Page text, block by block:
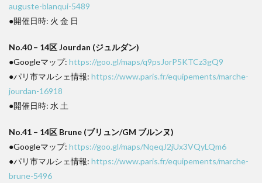
auguste-blanqui-5489
●開催日時: 火 金 日
No.40 – 14区 Jourdan (ジュルダン)
●Googleマップ: https://goo.gl/maps/q9psJorP5KTCz3gQ9
●パリ市マルシェ情報: https://www.paris.fr/equipements/marche-
jourdan-16918
●開催日時: 水 土
No.41 – 14区 Brune (ブリュン/GM ブルンヌ)
●Googleマップ: https://goo.gl/maps/NqeqJ2jUx3VQyLQm6
●パリ市マルシェ情報: https://www.paris.fr/equipements/marche-
brune-5496